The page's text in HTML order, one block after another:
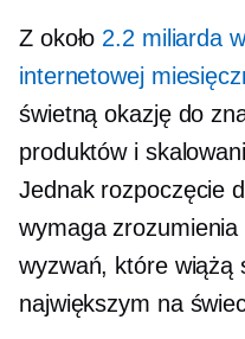
Z około 2.2 miliarda
internetowej
świetną okazję do
produktów i
Jednak rozpoczęcie
wymaga
wyzwań, które wiążą
największym na